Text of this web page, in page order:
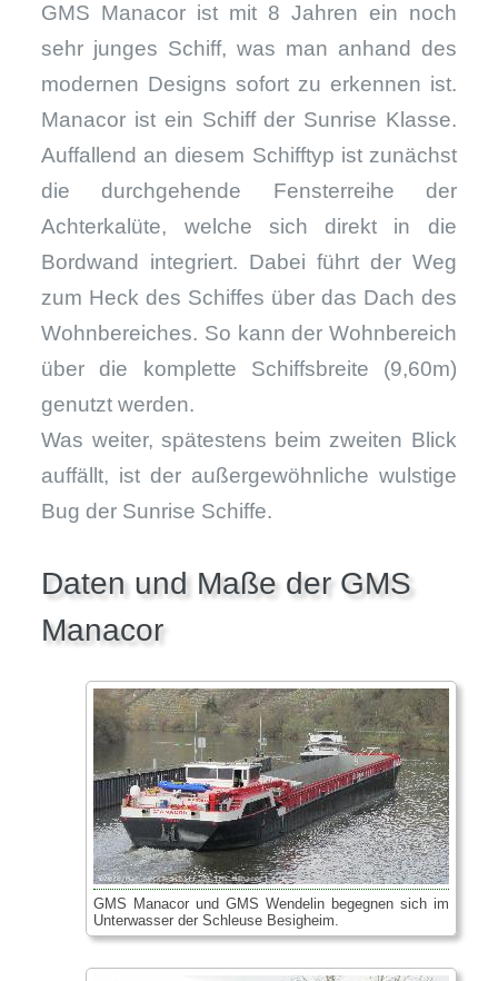
GMS Manacor ist mit 8 Jahren ein noch
sehr junges Schiff, was man anhand des
modernen Designs sofort zu erkennen ist.
Manacor ist ein Schiff der Sunrise Klasse.
Auffallend an diesem Schifftyp ist zunächst
die durchgehende Fensterreihe der
Achterkalüte, welche sich direkt in die
Bordwand integriert. Dabei führt der Weg
zum Heck des Schiffes über das Dach des
Wohnbereiches. So kann der Wohnbereich
über die komplette Schiffsbreite (9,60m)
genutzt werden.
Was weiter, spätestens beim zweiten Blick
auffällt, ist der außergewöhnliche wulstige
Bug der Sunrise Schiffe.
Daten und Maße der GMS
Manacor
GMS Manacor und GMS Wendelin begegnen sich im
Unterwasser der Schleuse Besigheim.